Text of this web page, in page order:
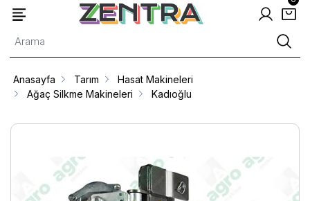
Anasayfa Tarım
Hasat Makineleri
Ağaç Silkme Makineleri
Kadıoğlu